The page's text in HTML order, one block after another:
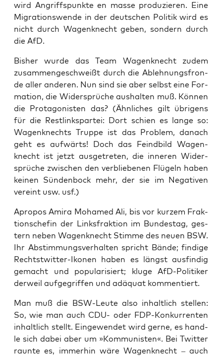
wird Angriffs­punk­te en mas­se pro­du­zie­ren. Eine
Migra­ti­ons­wen­de in der deut­schen Poli­tik wird es
nicht durch Wagen­knecht geben, son­dern durch
die AfD.
Bis­her wur­de das Team Wagen­knecht zudem
zusam­men­ge­schweißt durch die Ableh­nungs­fron­
de aller ande­ren. Nun sind sie aber selbst eine For­
ma­ti­on, die Wider­sprü­che aus­hal­ten muß. Kön­nen
die Prot­ago­nis­ten das? (Ähn­li­ches gilt übri­gens
für die Rest­links­par­tei: Dort schien es lan­ge so:
Wagen­knechts Trup­pe ist das Pro­blem, danach
geht es auf­wärts! Doch das Feind­bild Wagen­
knecht ist jetzt aus­ge­tre­ten, die inne­ren Wider­
sprü­che zwi­schen den ver­blie­be­nen Flü­geln haben
kei­nen Sün­den­bock mehr, der sie im Nega­ti­ven
ver­eint usw. usf.)
Apro­pos Ami­ra Moha­med Ali, bis vor kur­zem Frak­
ti­ons­chefin der Links­frak­ti­on im Bun­des­tag, ges­
tern neben Wagen­knecht Stim­me des neu­en BSW.
Ihr Abstim­mungs­ver­hal­ten spricht Bän­de; fin­di­ge
Rechtstwit­ter-Iko­nen haben es längst aus­fin­dig
gemacht und popu­la­ri­siert; klu­ge AfD-Poli­ti­ker
der­weil auf­ge­grif­fen und adäquat kommentiert.
Man muß die BSW-Leu­te also inhalt­lich stel­len:
So, wie man auch CDU- oder FDP-Kon­kur­ren­ten
inhalt­lich stellt. Ein­ge­wen­det wird ger­ne, es hand­
le sich dabei aber um »Kom­mu­nis­ten«. Bei Twit­ter
raun­te es, immer­hin wäre Wagen­knecht – auch